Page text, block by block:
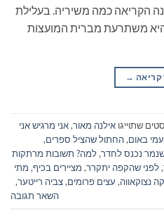
הקריאה כמה משיריה. בעלילת
משתרעת מברית המועצות
→
שתוייגו אילנה מאור,אני מרגיש אני
באום,החתול שהציל ספרים,
נכנס לחדר,למה? תשובות מרתקות
,לפני שהקפה יתקרר, מציירים בכיף, מתי
נצוקאווה, עצים פרומים,צביה רייטער,
השאר תגובה